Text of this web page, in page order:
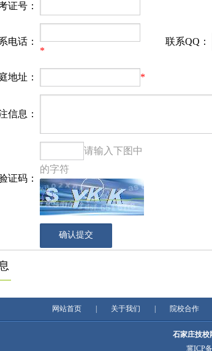
证号：
电话：
*
联系QQ：
地址： *
信息：
证码：
请输入下图中
的字符
网站首页 关于我们 院校合作
石家庄技校
冀ICP